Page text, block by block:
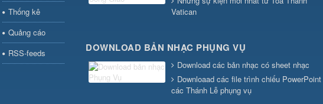
Thống kê
Quảng cáo
RSS-feeds
Vatican
DOWNLOAD BẢN NHẠC PHỤNG VỤ
Download các bản nhạc có sheet nhạc
Downloaad các file trình chiếu PowerPoint
các Thánh Lễ phụng vụ